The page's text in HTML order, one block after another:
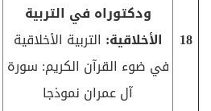
18
ودكتوراه في التربية
الأخلاقية: التربية الأخلاقية
في ضوء القرآن الكريم: سورة
آل عمران نموذجا